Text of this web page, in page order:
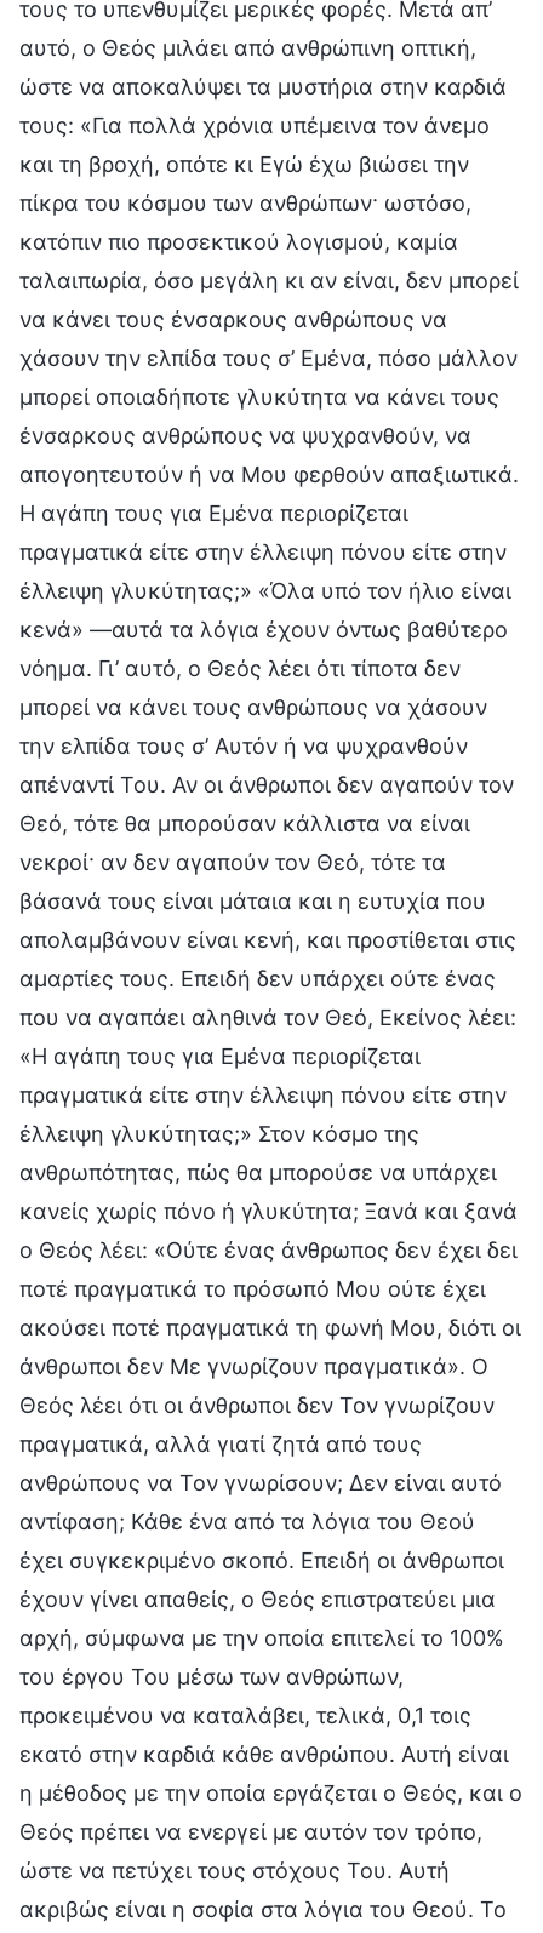
τους το υπενθυμίζει μερικές φορές. Μετά απ’
αυτό, ο Θεός μιλάει από ανθρώπινη οπτική,
ώστε να αποκαλύψει τα μυστήρια στην καρδιά
τους: «Για πολλά χρόνια υπέμεινα τον άνεμο
και τη βροχή, οπότε κι Εγώ έχω βιώσει την
πίκρα του κόσμου των ανθρώπων· ωστόσο,
κατόπιν πιο προσεκτικού λογισμού, καμία
ταλαιπωρία, όσο μεγάλη κι αν είναι, δεν μπορεί
να κάνει τους ένσαρκους ανθρώπους να
χάσουν την ελπίδα τους σ’ Εμένα, πόσο μάλλον
μπορεί οποιαδήποτε γλυκύτητα να κάνει τους
ένσαρκους ανθρώπους να ψυχρανθούν, να
απογοητευτούν ή να Μου φερθούν απαξιωτικά.
Η αγάπη τους για Εμένα περιορίζεται
πραγματικά είτε στην έλλειψη πόνου είτε στην
έλλειψη γλυκύτητας;» «Όλα υπό τον ήλιο είναι
κενά» —αυτά τα λόγια έχουν όντως βαθύτερο
νόημα. Γι’ αυτό, ο Θεός λέει ότι τίποτα δεν
μπορεί να κάνει τους ανθρώπους να χάσουν
την ελπίδα τους σ’ Αυτόν ή να ψυχρανθούν
απέναντί Του. Αν οι άνθρωποι δεν αγαπούν τον
Θεό, τότε θα μπορούσαν κάλλιστα να είναι
νεκροί· αν δεν αγαπούν τον Θεό, τότε τα
βάσανά τους είναι μάταια και η ευτυχία που
απολαμβάνουν είναι κενή, και προστίθεται στις
αμαρτίες τους. Επειδή δεν υπάρχει ούτε ένας
που να αγαπάει αληθινά τον Θεό, Εκείνος λέει:
«Η αγάπη τους για Εμένα περιορίζεται
πραγματικά είτε στην έλλειψη πόνου είτε στην
έλλειψη γλυκύτητας;» Στον κόσμο της
ανθρωπότητας, πώς θα μπορούσε να υπάρχει
κανείς χωρίς πόνο ή γλυκύτητα; Ξανά και ξανά
ο Θεός λέει: «Ούτε ένας άνθρωπος δεν έχει δει
ποτέ πραγματικά το πρόσωπό Μου ούτε έχει
ακούσει ποτέ πραγματικά τη φωνή Μου, διότι οι
άνθρωποι δεν Με γνωρίζουν πραγματικά». Ο
Θεός λέει ότι οι άνθρωποι δεν Τον γνωρίζουν
πραγματικά, αλλά γιατί ζητά από τους
ανθρώπους να Τον γνωρίσουν; Δεν είναι αυτό
αντίφαση; Κάθε ένα από τα λόγια του Θεού
έχει συγκεκριμένο σκοπό. Επειδή οι άνθρωποι
έχουν γίνει απαθείς, ο Θεός επιστρατεύει μια
αρχή, σύμφωνα με την οποία επιτελεί το 100%
του έργου Του μέσω των ανθρώπων,
προκειμένου να καταλάβει, τελικά, 0,1 τοις
εκατό στην καρδιά κάθε ανθρώπου. Αυτή είναι
η μέθοδος με την οποία εργάζεται ο Θεός, και ο
Θεός πρέπει να ενεργεί με αυτόν τον τρόπο,
ώστε να πετύχει τους στόχους Του. Αυτή
ακριβώς είναι η σοφία στα λόγια του Θεού. Το